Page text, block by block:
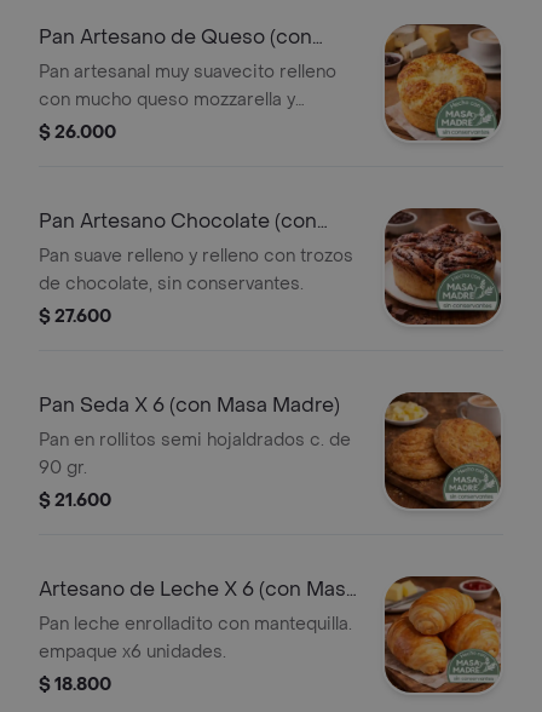
Pan Artesano de Queso (con
Masa Madre)
Pan artesanal muy suavecito relleno
con mucho queso mozzarella y
cheddar.
$ 26.000
Pan Artesano Chocolate (con
Masa Madre)
Pan suave relleno y relleno con trozos
de chocolate, sin conservantes.
$ 27.600
Pan Seda X 6 (con Masa Madre)
Pan en rollitos semi hojaldrados c. de
90 gr.
$ 21.600
Artesano de Leche X 6 (con Masa
Madre)
Pan leche enrolladito con mantequilla.
empaque x6 unidades.
$ 18.800